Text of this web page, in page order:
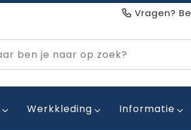
Vragen?
Werkkleding Informatie